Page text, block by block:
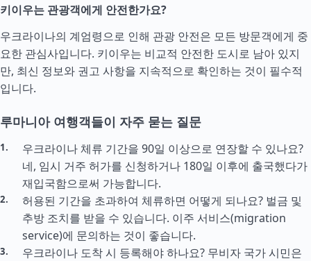
키이우는 관광객에게 안전한가요?
우크라이나의 계엄령으로 인해 관광 안전은 모든 방문객에게 중
요한 관심사입니다. 키이우는 비교적 안전한 도시로 남아 있지
만, 최신 정보와 권고 사항을 지속적으로 확인하는 것이 필수적
입니다.
루마니아 여행객들이 자주 묻는 질문
우크라이나 체류 기간을 90일 이상으로 연장할 수 있나요?
네, 임시 거주 허가를 신청하거나 180일 이후에 출국했다가
재입국함으로써 가능합니다.
허용된 기간을 초과하여 체류하면 어떻게 되나요? 벌금 및
추방 조치를 받을 수 있습니다. 이주 서비스(migration
service)에 문의하는 것이 좋습니다.
우크라이나 도착 시 등록해야 하나요? 무비자 국가 시민은